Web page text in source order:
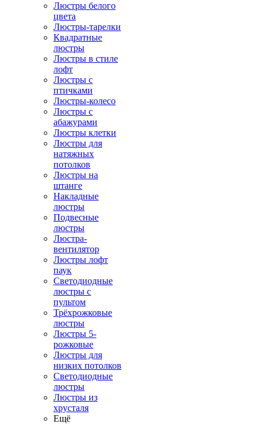
Люстры белого
цвета
Люстры-тарелки
Квадратные
люстры
Люстры в стиле
лофт
Люстры с
птичками
Люстры-колесо
Люстры с
абажурами
Люстры клетки
Люстры для
натяжных
потолков
Люстры на
штанге
Накладные
люстры
Подвесные
люстры
Люстра-
вентилятор
Люстры лофт
паук
Светодиодные
люстры с
пультом
Трёхрожковые
люстры
Люстры 5-
рожковые
Люстры для
низких потолков
Cветодиодные
люстры
Люстры из
хрусталя
Ещё